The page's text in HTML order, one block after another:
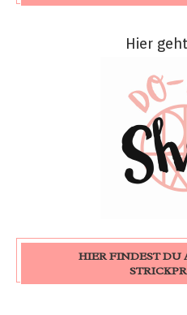
Hier
HIER FINDEST DU